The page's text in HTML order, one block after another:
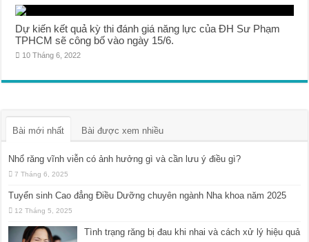
Dự kiến kết quả kỳ thi đánh giá năng lực của ĐH Sư Phạm
TPHCM sẽ công bố vào ngày 15/6.
10 Tháng 6, 2022
Bài mới nhất Bài được xem nhiều
Nhổ răng vĩnh viễn có ảnh hưởng gì và cần lưu ý điều gì?
7 Tháng 6, 2025
Tuyển sinh Cao đẳng Điều Dưỡng chuyên ngành Nha khoa năm 2025
12 Tháng 5, 2025
Tình trạng răng bị đau khi nhai và cách xử lý hiệu quả